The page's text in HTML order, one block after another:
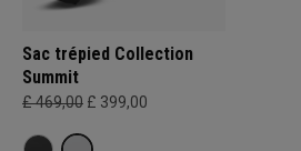
Sac trépied Collection
Summit
£ 469,00 £ 399,00